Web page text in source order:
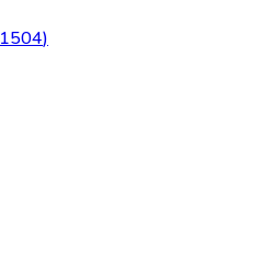
1504)